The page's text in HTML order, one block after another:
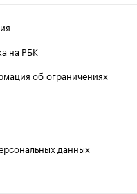
на РБК
об ограничениях
данных